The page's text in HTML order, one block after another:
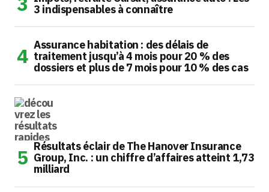
3 indispensables à connaître
Assurance habitation : des délais de
traitement jusqu’à 4 mois pour 20 % des
dossiers et plus de 7 mois pour 10 % des cas
Résultats éclair de The Hanover Insurance
Group, Inc. : un chiffre d’affaires atteint 1,73
milliard